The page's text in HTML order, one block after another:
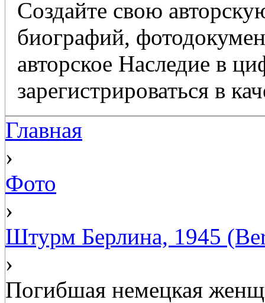
Создайте свою
биографий,
авторское Наследие в
зарегистрироваться в
Главная
›
Фото
›
Штурм Берлина, 1945
›
Погибшая немецкая